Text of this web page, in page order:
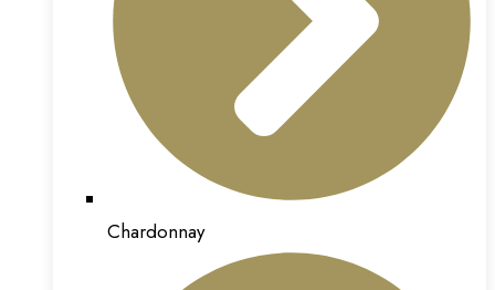
Chardonnay